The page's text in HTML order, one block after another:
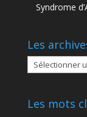
Syndrome
Les
Les
archives
Les mots